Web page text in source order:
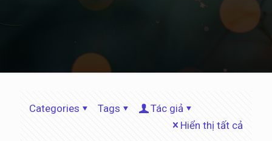
Categories Tags
Tác giả
Hiển thị tất cả